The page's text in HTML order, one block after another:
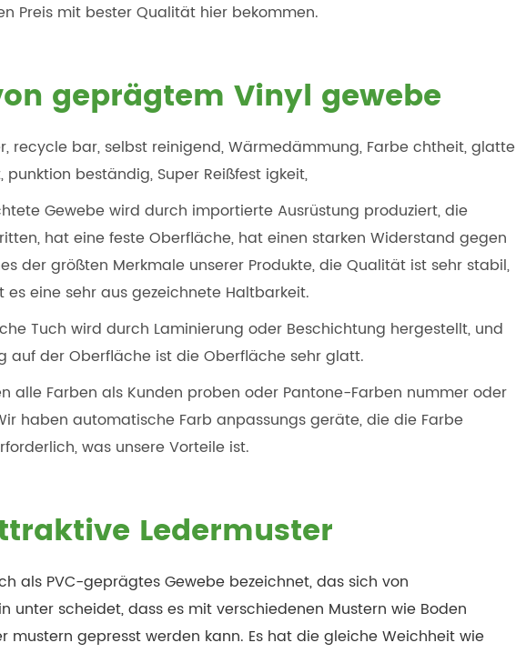
Preis mit bester Qualität hier bekommen.
geprägtem Vinyl gewebe
recycle bar, selbst reinigend, Wärmedämmung, Farbe chtheit, glatte
punktion beständig, Super Reißfest igkeit,
Gewebe wird durch importierte Ausrüstung produziert, die
hat eine feste Oberfläche, hat einen starken Widerstand gegen
der größten Merkmale unserer Produkte, die Qualität ist sehr stabil,
es eine sehr aus gezeichnete Haltbarkeit.
Tuch wird durch Laminierung oder Beschichtung hergestellt, und
auf der Oberfläche ist die Oberfläche sehr glatt.
alle Farben als Kunden proben oder Pantone-Farben nummer oder
haben automatische Farb anpassungs geräte, die die Farbe
was unsere Vorteile ist.
Ledermuster
als PVC-geprägtes Gewebe bezeichnet, das sich von
unter scheidet, dass es mit verschiedenen Mustern wie Boden
mustern gepresst werden kann. Es hat die gleiche Weichheit wie